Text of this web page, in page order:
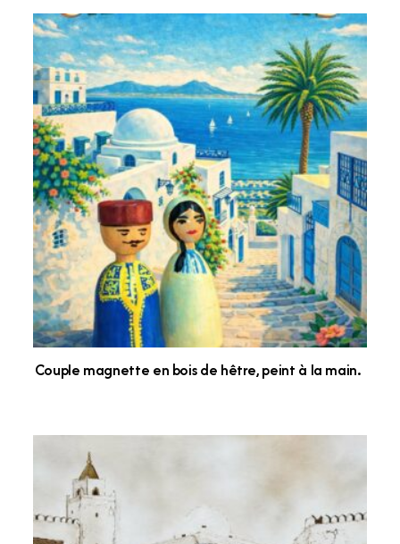
Couple magnette en bois de hêtre, peint à la main.